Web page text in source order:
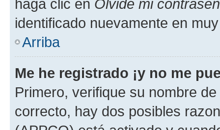
haga clic en Olvidé mi
identificado nuevamente en
Arriba
Me he registrado ¡y no me
Primero, verifique su nombre
correcto, hay dos posibles